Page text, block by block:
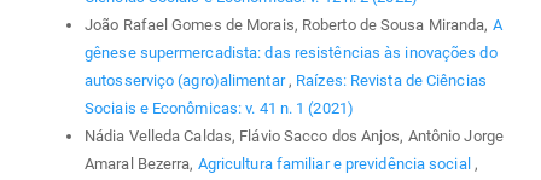
João Rafael Gomes de Morais, Roberto de Sousa Miranda, A
gênese supermercadista: das resistências às inovações do
autosserviço (agro)alimentar , Raízes: Revista de Ciências
Sociais e Econômicas: v. 41 n. 1 (2021)
Nádia Velleda Caldas, Flávio Sacco dos Anjos, Antônio Jorge
Amaral Bezerra, Agricultura familiar e previdência social ,